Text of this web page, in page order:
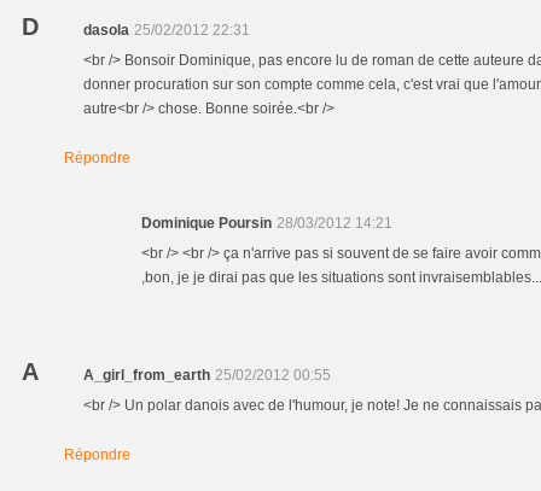
D dasola 25/02/2012 22:31
<br /> Bonsoir Dominique, pas encore lu de roman de cette auteure
donner procuration sur son compte comme cela, c'est vrai que
autre<br /> chose. Bonne soirée.<br />
Répondre
Dominique Poursin 28/03/2012 14:21
<br /> <br /> ça n'arrive pas si souvent de se faire avoir
,bon, je je dirai pas que les situations sont
A A_girl_from_earth 25/02/2012 00:55
<br /> Un polar danois avec de l'humour, je note! Je ne connaissais
Répondre